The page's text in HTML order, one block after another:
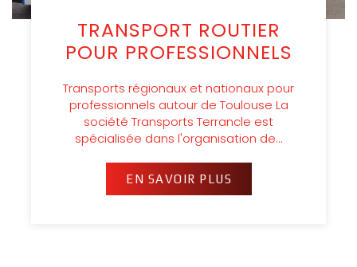
TRANSPORT ROUTIER
POUR PROFESSIONNELS
Transports régionaux et nationaux pour
professionnels autour de Toulouse La
société Transports Terrancle est
spécialisée dans l'organisation de…
EN SAVOIR PLUS